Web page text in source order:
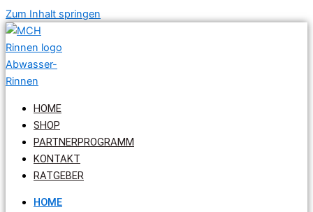
Zum Inhalt springen
HOME
SHOP
PARTNERPROGRAMM
KONTAKT
RATGEBER
HOME